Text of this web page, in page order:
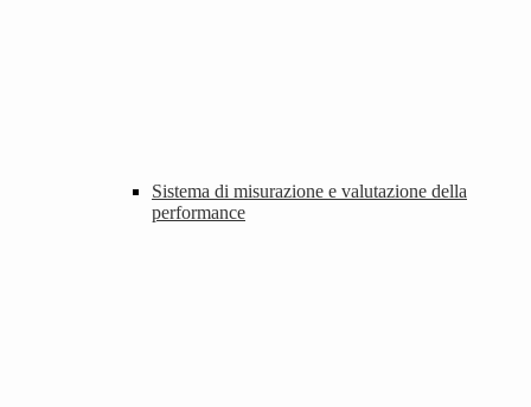
Sistema di misurazione e valutazione della
performance